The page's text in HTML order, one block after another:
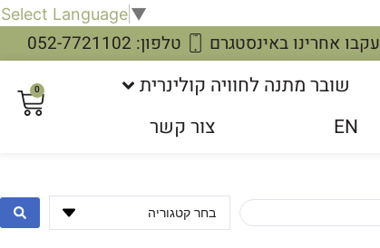
Select Language▼
עקבו אחרינו באינסטגרם טלפון: 052-7721102
שובר מתנה לחוויה קולינרית
EN צור קשר
0